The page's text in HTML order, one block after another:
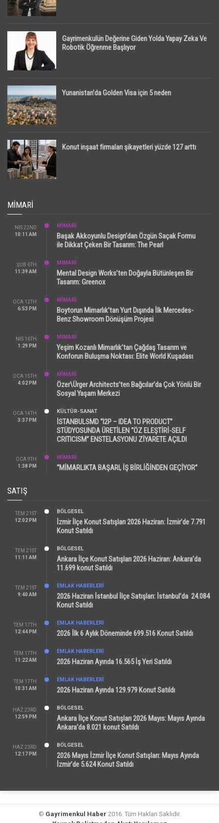
Gayrimenkulün Değerine Giden Yolda Yapay Zeka Ve
Robotik Öğrenme Başlıyor
Yunanistan’da Golden Visa için 5 neden
Konut inşaat firmaları şikayetleri yüzde 127 arttı
MIMARI
NIS 22ND
10:11 AM
MİMARİ
Başak Akkoyunlu Design’dan Özgün Saçak Formu
ile Dikkat Çeken Bir Tasarım: The Pearl
ŞUB 6TH
11:39 AM
MİMARİ
Mental Design Works’ten Doğayla Bütünleşen Bir
Tasarım: Greenox
OCA 12TH
6:53 PM
MİMARİ
Boytorun Mimarlık’tan Yurt Dışında İlk Mercedes-
Benz Showroom Dönüşüm Projesi
NIS 16TH
1:29 PM
MİMARİ
Yeşim Kozanlı Mimarlık’tan Çağdaş Tasarım ve
Konforun Buluşma Noktası: Elite World Kuşadası
OCA 15TH
4:02 PM
MİMARİ
Özer\Ürger Architects’ten Bağcılar’da Çok Yönlü Bir
Sosyal Yaşam Merkezi
OCA 14TH
3:37 PM
KÜLTÜR-SANAT
İSTANBULSMD “I2P – IDEA TO PRODUCT”
STÜDYOSUNDA ÜRETİLEN “ÖZ ELEŞTİRİ-SELF
CRITICISM” ENSTELASYONU ZİYARETE AÇILDI
OCA 9TH
1:38 PM
MİMARİ
“MİMARLIKTA BAŞARI, İŞ BİRLİĞİNDEN GEÇİYOR”
SATIŞ
TEM 21ST
12:02 PM
BÖLGESEL
İzmir İlçe Konut Satışları 2026 Haziran: İzmir’de 7.791
Konut Satıldı
TEM 21ST
11:11 AM
BÖLGESEL
Ankara İlçe Konut Satışları 2026 Haziran: Ankara’da
11.699 konut Satıldı
TEM 21ST
9:40 AM
EMLAK HABERLERI
2026 Haziran İstanbul İlçe Satışları: İstanbul’da 24.084
Konut Satıldı
TEM 17TH
12:44 PM
EMLAK HABERLERI
2026 İlk 6 Aylık Döneminde 699.516 Konut Satıldı
TEM 17TH
11:22 AM
EMLAK HABERLERI
2026 Haziran Ayında 16.565 İş Yeri Satıldı
TEM 17TH
10:31 AM
EMLAK HABERLERI
2026 Haziran Ayında 129.979 Konut Satıldı
HAZ 23RD
12:59 PM
BÖLGESEL
Ankara İlçe Konut Satışları 2026 Mayıs: Mayıs Ayında
Ankara’da 8.021 konut Satıldı
HAZ 23RD
12:17 PM
BÖLGESEL
2026 Mayıs İzmir İlçe Konut Satışları: Mayıs Ayında
İzmir’de 5.624 Konut Satıldı
© Gayrimenkul Haber 2016. Tüm Hakları Saklıdır.